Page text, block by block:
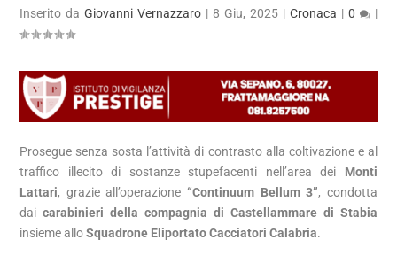
Inserito daGiovanni Vernazzaro | 8 Giu, 2025| Cronaca | 0 |
Prosegue senza sosta l’attività di contrasto alla coltivazione e al
traffico illecito di sostanze stupefacenti nell’area dei Monti
Lattari, grazie all’operazione “Continuum Bellum 3”, condotta
daicarabinieri della compagnia di Castellammare di Stabia
insieme alloSquadrone Eliportato Cacciatori Calabria.